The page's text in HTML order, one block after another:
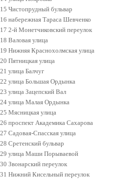
15 Чистопрудный бульвар
16 набережная Тараса Шевченко
17 2-й Монетчиковский переулок
18 Валовая улица
19 Нижняя Краснохолмская улица
20 Пятницкая улица
21 улица Балчуг
22 улица Большая Ордынка
23 улица Зацепский Вал
24 улица Малая Ордынка
25 Мясницкая улица
26 проспект Академика Сахарова
27 Садовая-Спасская улица
28 Сретенский бульвар
29 улица Маши Порываевой
30 Звонарский переулок
31 Нижний Кисельный переулок